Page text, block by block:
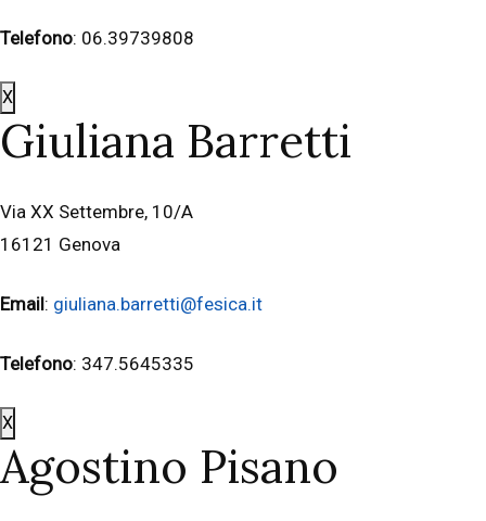
Telefono: 06.39739808
X
Giuliana Barretti
Via XX Settembre, 10/A
16121 Genova
Email: giuliana.barretti@fesica.it
Telefono: 347.5645335
X
Agostino Pisano